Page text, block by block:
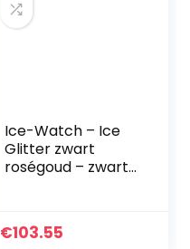
Ice-Watch – Ice
Glitter zwart
roségoud – zwart
armband
€103.55